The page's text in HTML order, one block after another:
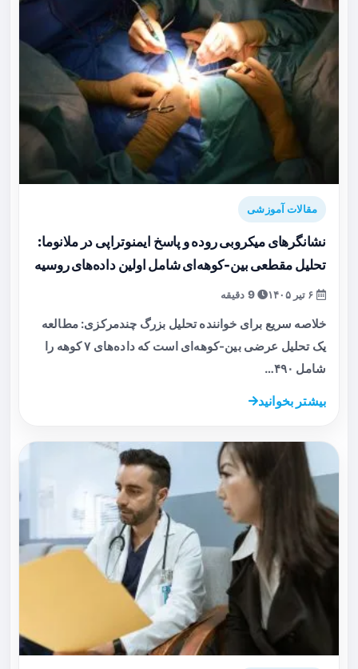
مقالات آموزشی
نشانگرهای میکروبی روده و پاسخ ایمنوتراپی در ملانوما:
تحلیل مقطعی بین-کوهه‌ای شامل اولین داده‌های روسیه
9 دقیقه
خلاصه سریع برای خواننده تحلیل بزرگ چندمرکزی: مطالعه
یک تحلیل عرضی بین-کوهه‌ای است که داده‌های ۷ کوهه را
شامل ۴۹۰…
بیشتر بخوانید